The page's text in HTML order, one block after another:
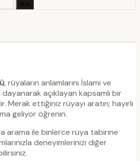
Ara
, rüyaların anlamlarını İslami ve
açıklayan kapsamlı bir
Merak ettiğiniz rüyayı aratın; hayırlı
geliyor öğrenin.
arama ile binlerce rüya tabirine
deneyimlerinizi diğer